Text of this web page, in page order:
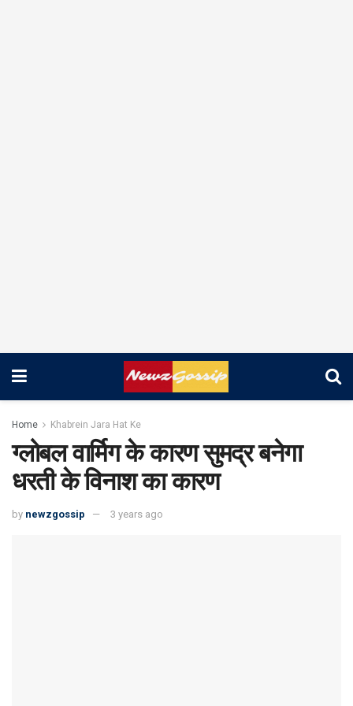
Home Khabrein Jara Hat Ke
ग्लोबल वार्मिग के कारण सुमद्र बनेगा
धरती के विनाश का कारण
by newzgossip 3 years ago